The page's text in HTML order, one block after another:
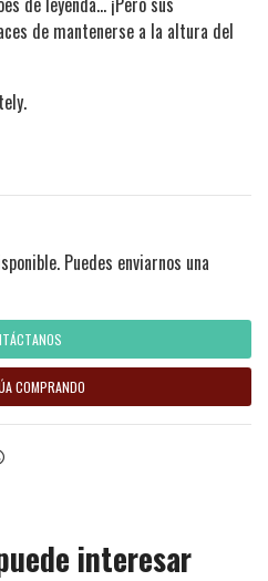
de mantenerse a la altura del
Puedes enviarnos una
COMPRANDO
interesar